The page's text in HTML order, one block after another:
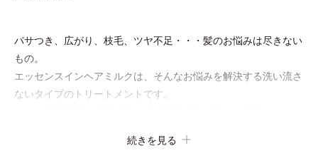
パサつき、広がり、枝毛、ツヤ不足・・・髪のお悩みは尽きない
もの。
エッセンスインヘアミルクは、そんなお悩みを解決する洗い流さ
ないタイプのトリートメントです。
を担っており、ダメージを受けてバラバラになりがちな髪内部の
続きを見る